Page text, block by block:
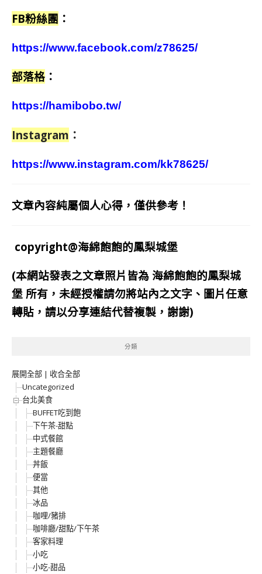
FB粉絲團 ：
https://www.facebook.com/z78625/
部落格 ：
https://hamibobo.tw/
Instagram ：
https://www.instagram.com/kk78625/
文章內容純屬個人心得，僅供參考！
copyright@海綿飽飽的鳳梨城堡
(本網站發表之文章照片皆為 海綿飽飽的鳳梨城
堡 所有，未經授權請勿將站內之文字、圖片任意
轉貼，請以分享連結代替複製，謝謝)
分類
展開全部 | 收合全部
Uncategorized
台北美食
BUFFET吃到飽
下午茶-甜點
中式餐館
主題餐廳
丼飯
便當
其他
冰品
咖哩/豬排
咖啡廳/甜點/下午茶
客家料理
小吃
小吃-甜品